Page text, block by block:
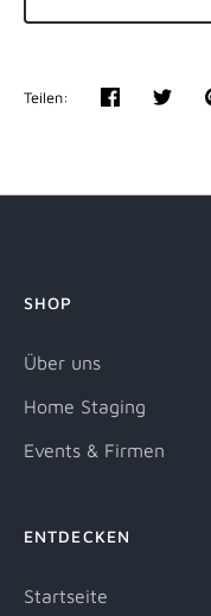
Teilen:
Teilen
SHOP
Über uns
Home Staging
Events & Firmen
ENTDECKEN
Startseite